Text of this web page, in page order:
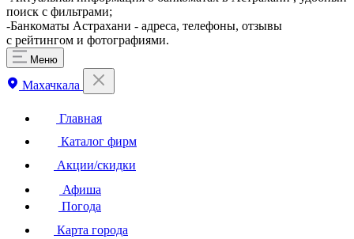
поиск с фильтрами;
-Банкоматы Астрахани - адреса, телефоны, отзывы
с рейтингом и фотографиями.
Меню
Махачкала
Главная
Каталог фирм
Акции/скидки
Афиша
Погода
Карта города